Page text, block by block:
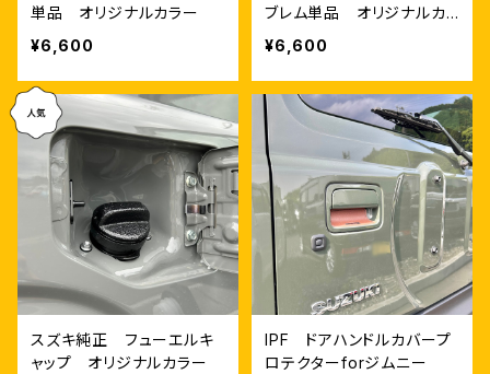
単品 オリジナルカラー
¥6,600
ブレム単品 オリジナルカ
ラー
¥6,600
スズキ純正 フューエルキ
ャップ オリジナルカラー
IPF ドアハンドルカバープ
ロテクターforジムニー